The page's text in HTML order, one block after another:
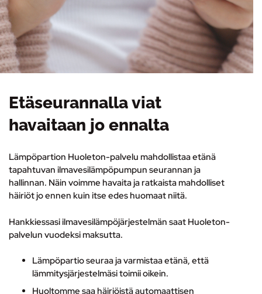
Etäseurannalla viat
havaitaan jo ennalta
Lämpöpartion Huoleton-palvelu mahdollistaa etänä
tapahtuvan ilmavesilämpöpumpun seurannan ja
hallinnan. Näin voimme havaita ja ratkaista mahdolliset
häiriöt jo ennen kuin itse edes huomaat niitä.
Hankkiessasi ilmavesilämpöjärjestelmän saat Huoleton-
palvelun vuodeksi maksutta.
Lämpöpartio seuraa ja varmistaa etänä, että
lämmitysjärjestelmäsi toimii oikein.
Huoltomme saa häiriöistä automaattisen